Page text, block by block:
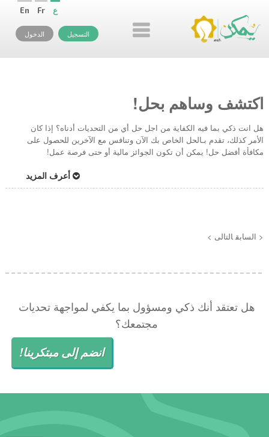
En Fr ع
التسجيل الدخول
اكتشف وساهم بحل!
هل انت ذكي بما فيه الكفاية من اجل حل أي من التحديات أدناه؟ إذا كان
الأمر كذلك، تقدم بـالحل الخاص بك الآن وتنافس مع الآخرين للحصول على
مكافأة أفضل حل! يمكن أن تكون الجوائز مالية أو حتى فرصة عمل!
أعرف المزيد
< السابق التالى >
هل تعتقد أنك ذكي ومسؤول بما يكفي لمواجهة تحديات
مجتمعك؟
انضم إلى مبتكرينا!